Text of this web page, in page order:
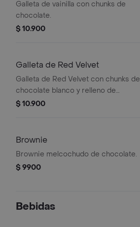
Galleta de vainilla con chunks de
chocolate.
$ 10.900
Galleta de Red Velvet
Galleta de Red Velvet con chunks de
chocolate blanco y relleno de
Cheesecake.
$ 10.900
Brownie
Brownie melcochudo de chocolate.
$ 9900
Bebidas